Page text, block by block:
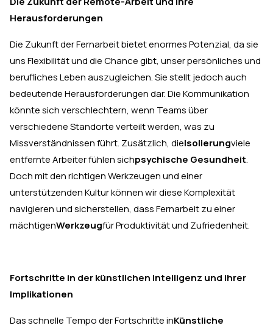
Herausforderungen
Die Zukunft der Fernarbeit bietet enormes Potenzial, da sie
uns Flexibilität und die Chance gibt, unser persönliches und
berufliches Leben auszugleichen. Sie stellt jedoch auch
bedeutende Herausforderungen dar. Die Kommunikation
könnte sich verschlechtern, wenn Teams über
verschiedene Standorte verteilt werden, was zu
Missverständnissen führt. Zusätzlich, dieIsolierungviele
entfernte Arbeiter fühlen sichpsychische Gesundheit.
Doch mit den richtigen Werkzeugen und einer
unterstützenden Kultur können wir diese Komplexität
navigieren und sicherstellen, dass Fernarbeit zu einer
mächtigenWerkzeugfür Produktivität und Zufriedenheit.
Fortschritte in der künstlichen Intelligenz und ihrer
Implikationen
Das schnelle Tempo der Fortschritte inKünstliche